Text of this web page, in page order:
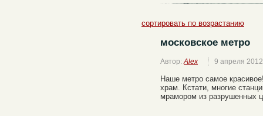
сортировать по возрастанию
московское метро
Автор:Alex 9 апреля 2012
Наше метро самое
храм. Кстати, многие
мрамором из разрушенных